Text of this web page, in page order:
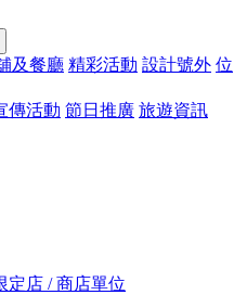
及餐廳 精彩活動 設計號外 位
傳活動 節日推廣 旅遊資訊
定店 / 商店單位